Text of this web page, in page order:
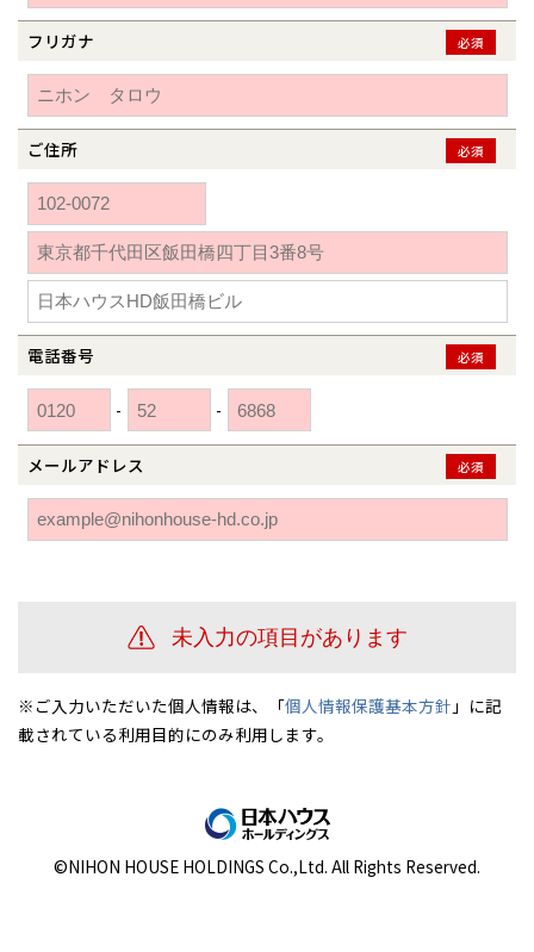
フリガナ 必須
ご住所 必須
電話番号 必須
- -
メールアドレス 必須
※ご入力いただいた個人情報は、「個人情報保護基本方針 」に記
載されている利用目的にのみ利用します。
©NIHON HOUSE HOLDINGS Co.,Ltd. All Rights Reserved.
道東
山形
宮城
福島
長野
富山
石川
福井
神奈川
埼玉
千葉
茨城
栃木
群馬
愛知
岐阜
静岡
三重
近畿
大阪
京都
兵庫
奈良
滋賀
中国・四国
岡山
香川
愛媛
鳥取
広島
山口
九州
福岡
佐賀
熊本
宮崎
鹿児島
分譲マンション
※現住所のある都道府県以外の建築予定地の方でも現住所の有るお近
くの展示場又は店舗にお問合せください。
応します。お気軽にご相談ください。
道東
釧路
山形県
宮城県
福島県
郡山
いわき
長野県
長野
富山県
石川県
福井県
神奈川県
横浜
相模
埼玉県
埼玉
千葉県
柏
茨城県
水戸
栃木県
宇都宮
群馬県
伊勢崎
愛知県
名古屋
岐阜県
静岡県
三重県
近畿
大阪府
大阪
京都府
京都
奈良県
奈良
中国・四国
岡山県
岡山
香川県
高松
愛媛県
松山
九州
福岡県
佐賀県
佐賀
熊本県
熊本
大分県
大分
宮崎県
宮崎
鹿児島県
鹿児島